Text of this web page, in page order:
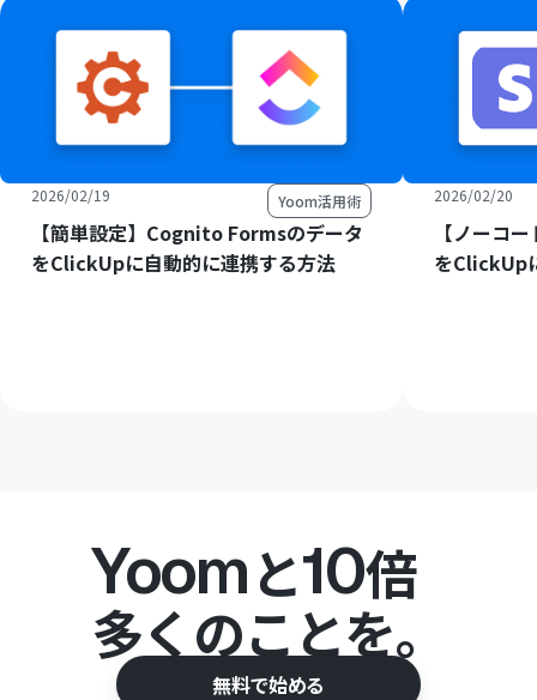
2026/02/19 Yoom活用術
【簡単設定】Cognito Formsのデータ
をClickUpに自動的に連携する方法
2026/02/20
【ノーコ
をClickUp
Yoomと10倍
多くのことを。
無料で始める